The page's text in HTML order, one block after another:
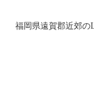
福岡県遠賀郡近郊の